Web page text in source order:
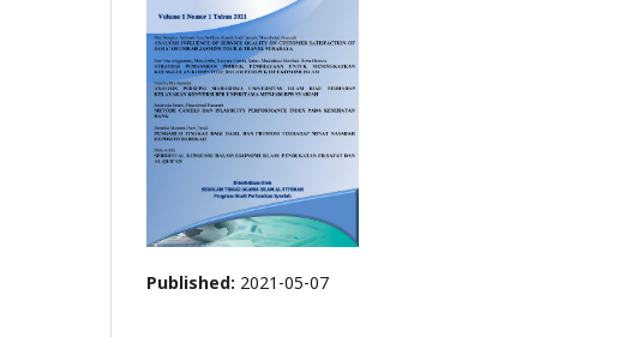
Published: 2021-05-07